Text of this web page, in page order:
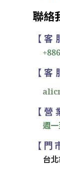
聯絡
【 客
【 客
【 營
週
【 門
台